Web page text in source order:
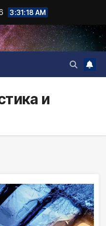
3:31:20 AM
и